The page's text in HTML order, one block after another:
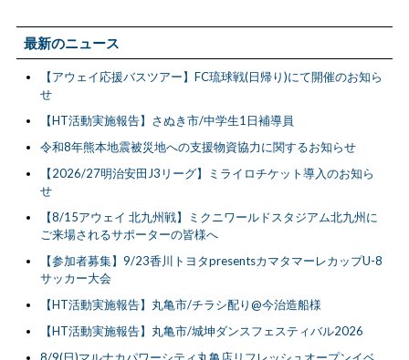
最新のニュース
【アウェイ応援バスツアー】FC琉球戦(日帰り)にて開催のお知ら
せ
【HT活動実施報告】さぬき市/中学生1日補導員
令和8年熊本地震被災地への支援物資協力に関するお知らせ
【2026/27明治安田J3リーグ】ミライロチケット導入のお知ら
せ
【8/15アウェイ 北九州戦】ミクニワールドスタジアム北九州に
ご来場されるサポーターの皆様へ
【参加者募集】9/23香川トヨタpresentsカマタマーレカップU-8
サッカー大会
【HT活動実施報告】丸亀市/チラシ配り@今治造船様
【HT活動実施報告】丸亀市/城坤ダンスフェスティバル2026